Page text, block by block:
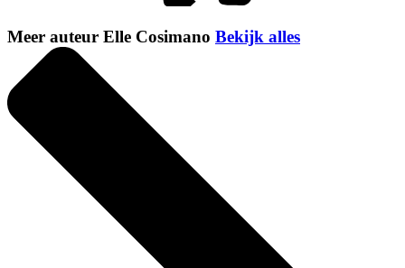
Meer auteur Elle Cosimano Bekijk alles